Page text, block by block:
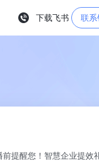
下载飞书 联系
提醒您！智慧企业提效